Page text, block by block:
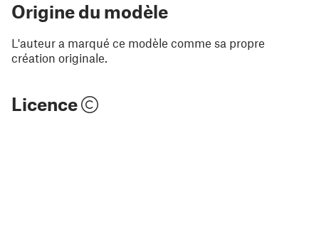
Origine du modèle
L'auteur a marqué ce modèle comme sa propre
création originale.
Licence